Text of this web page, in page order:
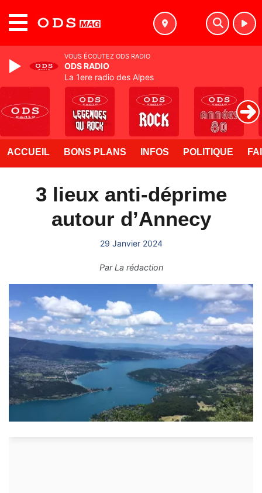
ACCUEIL BONS PLANS INFOS POLITIQUE
3 lieux anti-déprime
autour d’Annecy
29 Janvier 2024
ParLa rédaction
VOUS ÉCOUTEZ ODS RADIO
ODS RADIO
La 1ere radio des Alpes